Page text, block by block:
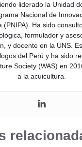
liderado la Unidad
Nacional de
(PNIPA). Ha sido
formulador y
y docente en la UNS.
del Perú y ha sido
Society (WAS) en
a la acuicultura.